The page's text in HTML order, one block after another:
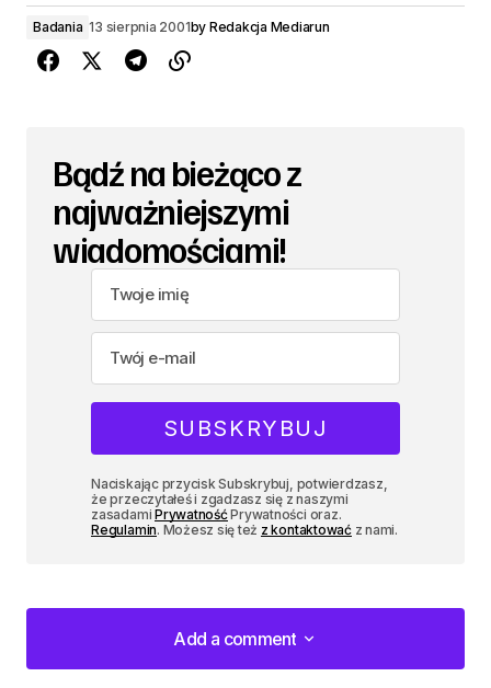
Badania 13 sierpnia 2001by Redakcja Mediarun
Bądź na bieżąco z
najważniejszymi
wiadomościami!
Naciskając przycisk Subskrybuj, potwierdzasz,
że przeczytałeś i zgadzasz się z naszymi
zasadamiPrywatnośćPrywatności oraz.
Regulamin. Możesz się też z kontaktowaćz nami.
Add a comment
Add a comment